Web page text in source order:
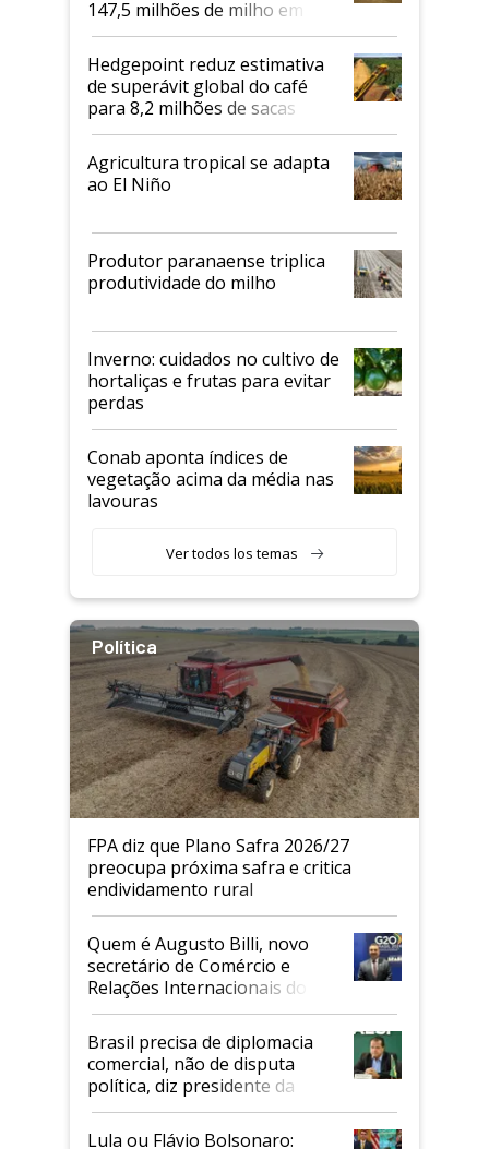
147,5 milhões de milho em
2026/27
Hedgepoint reduz estimativa
de superávit global do café
para 8,2 milhões de sacas
Agricultura tropical se adapta
ao El Niño
Produtor paranaense triplica
produtividade do milho
Inverno: cuidados no cultivo de
hortaliças e frutas para evitar
perdas
Conab aponta índices de
vegetação acima da média nas
lavouras
Ver todos los temas
Política
FPA diz que Plano Safra 2026/27
preocupa próxima safra e critica
endividamento rural
Quem é Augusto Billi, novo
secretário de Comércio e
Relações Internacionais do
Mapa
Brasil precisa de diplomacia
comercial, não de disputa
política, diz presidente da
Faesp
Lula ou Flávio Bolsonaro: